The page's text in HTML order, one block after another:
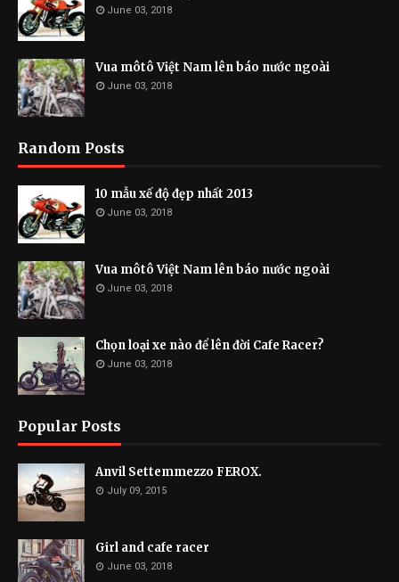
June 03, 2018
Vua môtô Việt Nam lên báo nước ngoài
June 03, 2018
Random Posts
10 mẫu xế độ đẹp nhất 2013
June 03, 2018
Vua môtô Việt Nam lên báo nước ngoài
June 03, 2018
Chọn loại xe nào để lên đời Cafe Racer?
June 03, 2018
Popular Posts
Anvil Settemmezzo FEROX.
July 09, 2015
Girl and cafe racer
June 03, 2018